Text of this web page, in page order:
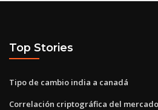
Top Stories
Tipo de cambio india a canadá
Correlación criptográfica del